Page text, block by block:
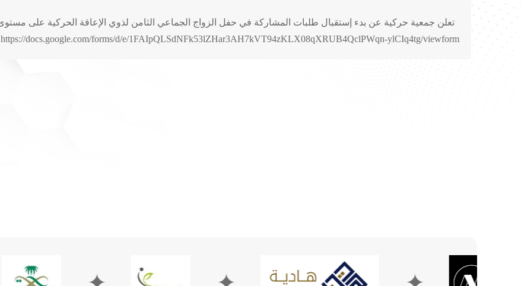
تعلن جمعية حركية عن بدء إستقبال طلبات المشاركة في حفل الزواج الجماعي الثامن لذوي الإعاقة الحركية على
https://docs.google.com/forms/d/e/1FAIpQLSdNFk53lZHar3AH7kVT94zKLX08qXRUB4QclPWqn-ylCIq4tg/viewform وللاستفسار 920009882 تحويلة 106